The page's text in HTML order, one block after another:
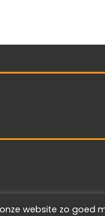
website zo goed